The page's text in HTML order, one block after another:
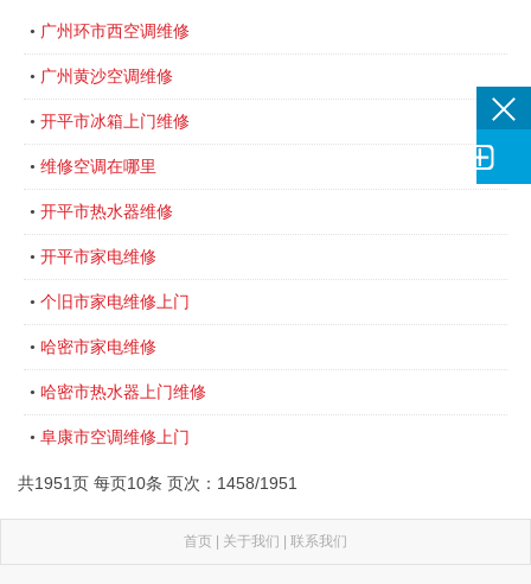
• 广州环市西空调维修
• 广州黄沙空调维修
• 开平市冰箱上门维修
• 维修空调在哪里
• 开平市热水器维修
• 开平市家电维修
• 个旧市家电维修上门
• 哈密市家电维修
• 哈密市热水器上门维修
• 阜康市空调维修上门
共1951页 每页10条 页次：1458/1951
首页 | 关于我们 | 联系我们
